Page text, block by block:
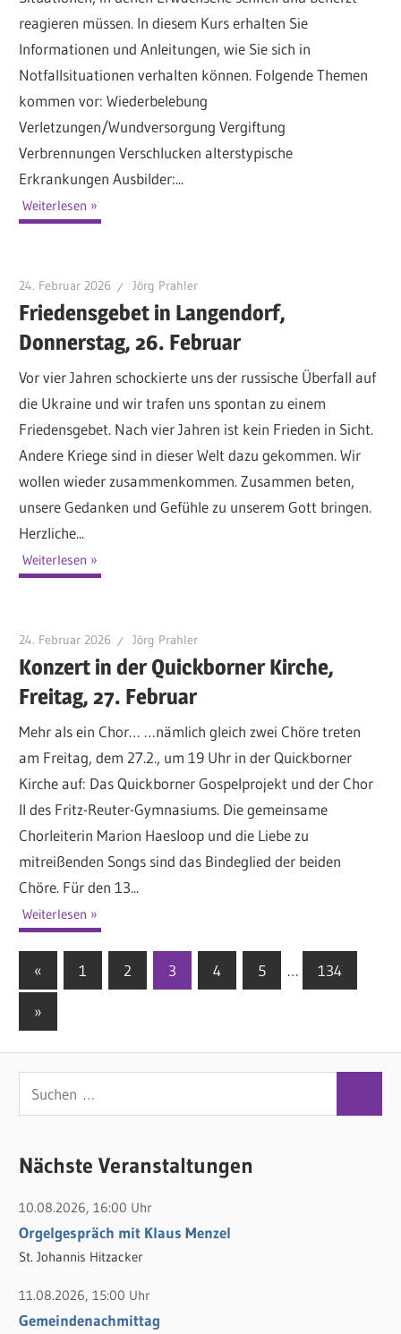
reagieren müssen. In diesem Kurs erhalten Sie
Informationen und Anleitungen, wie Sie sich in
Notfallsituationen verhalten können. Folgende Themen
kommen vor: Wiederbelebung
Verletzungen/Wundversorgung Vergiftung
Verbrennungen Verschlucken alterstypische
Erkrankungen Ausbilder:...
Weiterlesen
24. Februar 2026 Jörg Prahler
Friedensgebet in Langendorf,
Donnerstag, 26. Februar
Vor vier Jahren schockierte uns der russische Überfall auf
die Ukraine und wir trafen uns spontan zu einem
Friedensgebet. Nach vier Jahren ist kein Frieden in Sicht.
Andere Kriege sind in dieser Welt dazu gekommen. Wir
wollen wieder zusammenkommen. Zusammen beten,
unsere Gedanken und Gefühle zu unserem Gott bringen.
Herzliche...
Weiterlesen
24. Februar 2026 Jörg Prahler
Konzert in der Quickborner Kirche,
Freitag, 27. Februar
Mehr als ein Chor… …nämlich gleich zwei Chöre treten
am Freitag, dem 27.2., um 19 Uhr in der Quickborner
Kirche auf: Das Quickborner Gospelprojekt und der Chor
II des Fritz-Reuter-Gymnasiums. Die gemeinsame
Chorleiterin Marion Haesloop und die Liebe zu
mitreißenden Songs sind das Bindeglied der beiden
Chöre. Für den 13...
Weiterlesen
Seitennummerierung
der
Beiträge
« Vorherige
Beiträge
1 2 3 4 5 … 134
Nächste
Beiträge
»
u
h
n
n
a
c
h
Nächste Veranstaltungen
10.08.2026, 16:00 Uhr
Orgelgespräch mit Klaus Menzel
St. Johannis Hitzacker
11.08.2026, 15:00 Uhr
Gemeindenachmittag